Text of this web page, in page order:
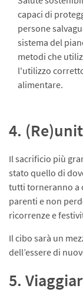
capaci di
persone
sistema del
metodi che
l'utilizzo
alimentare.
4.
Il sacrificio più
stato quello di
tutti torneranno a
parenti e non
ricorrenze e
Il cibo sarà un
dell’essere di
5.